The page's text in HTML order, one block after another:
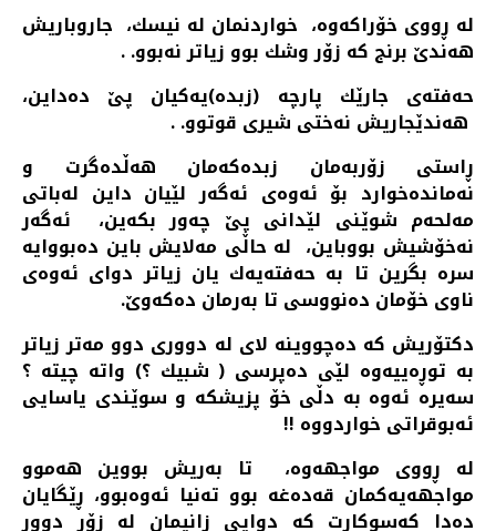
له‌ ڕووی خۆراكه‌وه‌، خواردنمان له‌ نیسك، جاروباریش
هه‌ندێ برنج كه‌ زۆر وشك بوو زیاتر نه‌بوو. .
حه‌فته‌ی جارێك پارچه‌ (زبده‌)یه‌كیان پێ ده‌داین،
هه‌ندێجاریش نه‌ختی شیری قوتوو. .
ڕاستی زۆربه‌مان زبده‌كه‌مان هه‌ڵده‌گرت و
نه‌مانده‌خوارد بۆ ئه‌وه‌ی ئه‌گه‌ر لێیان داین له‌باتی
مه‌لحه‌م شوێنی لێدانی پێ چه‌ور بكه‌ین، ئه‌گه‌ر
نه‌خۆشیش بووباین، له‌ حاڵی مه‌لایش باین ده‌بووایه‌
سره‌ بگرین تا به‌ حه‌فته‌یه‌ك یان زیاتر دوای ئه‌وه‌ی
ناوی خۆمان ده‌نووسی تا به‌رمان ده‌كه‌وێ.
دكتۆریش كه‌ ده‌چووینه‌ لای له‌ دووری دوو مه‌تر زیاتر
به‌ توڕه‌ییه‌وه‌ لێی ده‌پرسی ( شبیك ؟) واته‌ چیته‌ ؟
سه‌یره‌ ئه‌وه‌ به‌ دڵی خۆ پزیشكه‌ و سوێندی یاسایی
ئه‌بوقراتی خواردووه‌ !!
له‌ ڕووی مواجهه‌وه، تا به‌ریش بووین هه‌موو
مواجهه‌یه‌كمان قه‌ده‌غه‌ بوو ته‌نیا ئه‌وه‌بوو، ڕێگایان
ده‌دا كه‌سوكارت كه‌ دوایی زانیمان له‌ زۆر دوور‌